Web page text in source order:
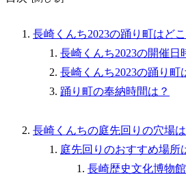
長崎くんち2023の踊り町はどこ
長崎くんち2023の開催日
長崎くんち2023の踊り町
踊り町の奉納時間は？
長崎くんちの庭先回りの穴場
庭先回りのおすすめ場所
長崎歴史文化博物館